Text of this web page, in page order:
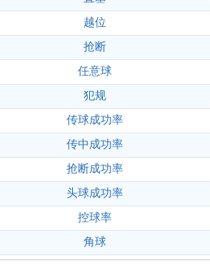
越位
抢断
任意球
犯规
传球成功率
传中成功率
抢断成功率
头球成功率
控球率
角球